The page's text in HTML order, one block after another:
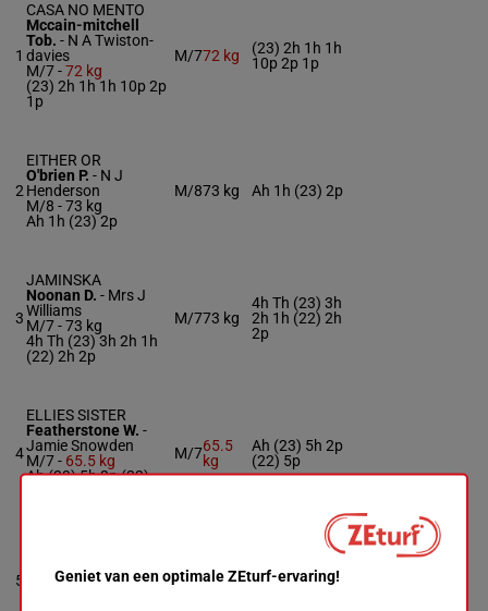
1
CASA NO MENTO
Mccain-mitchell
Tob. - N A Twiston-
davies
M/7 -72 kg
(23) 2h 1h 1h 10p 2p
1p
M/772 kg
(23) 2h 1h 1h
10p 2p 1p
2
EITHER OR
O'brien P. - N J
Henderson
M/8 -73 kg
Ah 1h (23) 2p
M/873 kg Ah 1h (23) 2p
3
JAMINSKA
Noonan D. - Mrs J
Williams
M/7 -73 kg
4h Th (23) 3h 2h 1h
(22) 2h 2p
M/773 kg
4h Th (23) 3h
2h 1h (22) 2h
2p
4
ELLIES SISTER
Featherstone W. -
Jamie Snowden
M/7 - 65.5 kg
Ah (23) 5h 2p (22)
M/765.5
kg
Ah (23) 5h 2p
(22) 5p
5
Daly
M/670 kg 4p
Geniet van een optimale ZEturf-ervaring!